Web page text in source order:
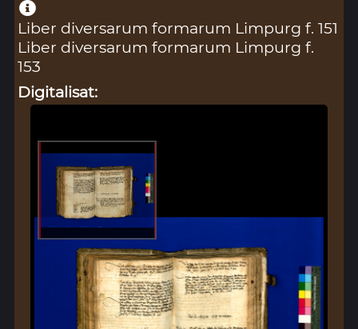
Liber diversarum formarum Limpurg f. 151
Liber diversarum formarum Limpurg f.
153
Digitalisat: